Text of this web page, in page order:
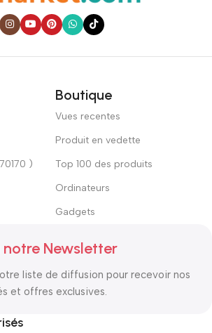
)
Boutique
Vues recentes
Produit en vedette
Top 100 des produits
Ordinateurs
Gadgets
notre Newsletter
liste de diffusion pour recevoir nos
et offres exclusives.